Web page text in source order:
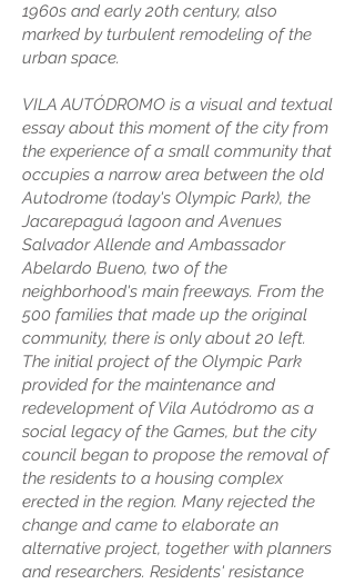
1960s and early 20th century, also
marked by turbulent remodeling of the
urban space.
VILA AUTÓDROMO is a visual and textual
essay about this moment of the city from
the experience of a small community that
occupies a narrow area between the old
Autodrome (today's Olympic Park), the
Jacarepaguá lagoon and Avenues
Salvador Allende and Ambassador
Abelardo Bueno, two of the
neighborhood's main freeways. From the
500 families that made up the original
community, there is only about 20 left.
The initial project of the Olympic Park
provided for the maintenance and
redevelopment of Vila Autódromo as a
social legacy of the Games, but the city
council began to propose the removal of
the residents to a housing complex
erected in the region. Many rejected the
change and came to elaborate an
alternative project, together with planners
and researchers. Residents' resistance